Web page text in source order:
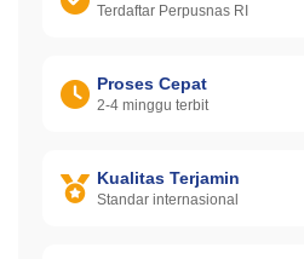
Terdaftar Perpusnas RI
Proses Cepat
2-4 minggu terbit
Kualitas Terjamin
Standar internasional